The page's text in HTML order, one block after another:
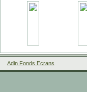
Adin Fonds Ecrans